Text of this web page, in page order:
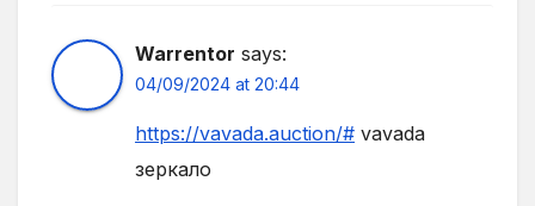
Warrentor says:
04/09/2024 at 20:44
https://vavada.auction/# vavada
зеркало